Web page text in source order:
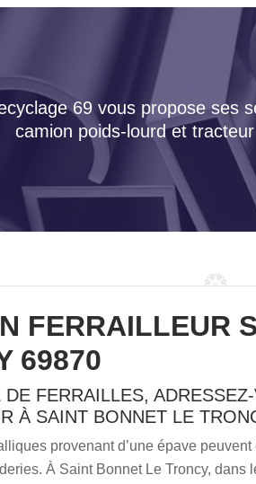
69 vous propose ses
camion poids-lourd et
FERRAILLEUR
69870
DE FERRAILLES,
À SAINT BONNET LE
provenant d’une épave
À Saint Bonnet Le Troncy,